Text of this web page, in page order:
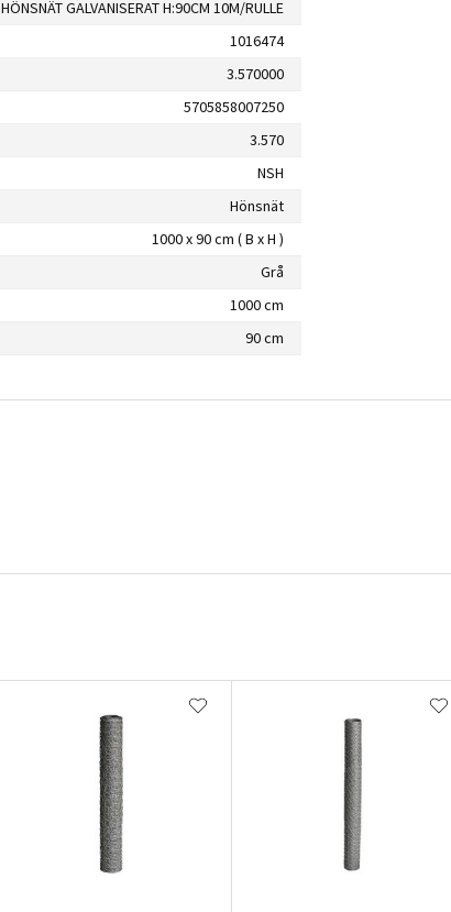
HÖNSNÄT GALVANISERAT H:90CM 10M/RULLE
1016474
3.570000
5705858007250
3.570
NSH
Hönsnät
1000 x 90 cm ( B x H )
Grå
1000 cm
90 cm